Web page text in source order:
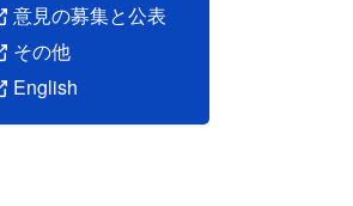
意見の募集と公表
その他
English